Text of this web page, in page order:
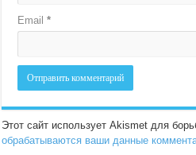
Email*
Этот сайт использует Akismet для
обрабатываются ваши данные